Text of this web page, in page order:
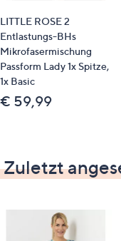
LITTLE ROSE 2
Entlastungs-BHs
Mikrofasermischung
Passform Lady 1x Spitze,
1x Basic
€ 59,99
Zuletzt